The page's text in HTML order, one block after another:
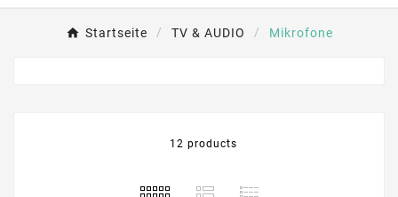
Startseite TV & AUDIO Mikrofone
12 products